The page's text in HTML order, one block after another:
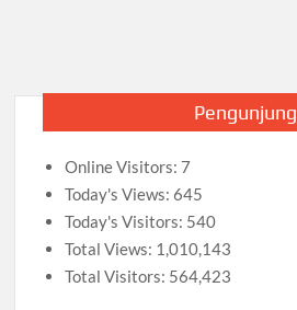
p
LT
Ajang
Pembentukan
Kemandirian
Kepemimpinan
Muda
Pengunjung
Online Visitors:7
Today's Views: 645
Today's Visitors: 540
Total Views: 1,010,143
Total Visitors: 564,423